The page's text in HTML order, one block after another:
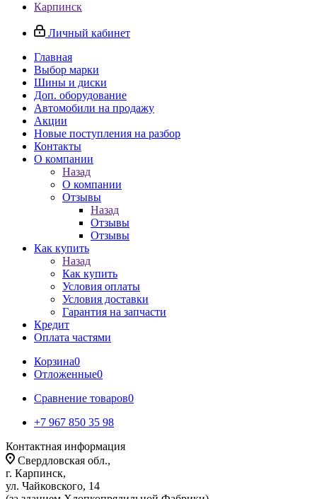
Карпинск
Личный кабинет
Главная
Выбор марки
Шины и диски
Доп. оборудование
Автомобили на продажу
Акции
Новые поступления на разбор
Контакты
О компании
Назад
О компании
Отзывы
Назад
Отзывы
Отзывы
Как купить
Назад
Как купить
Условия оплаты
Условия доставки
Гарантия на запчасти
Кредит
Оплата частями
Корзина0
Отложенные0
Сравнение товаров0
+7 967 850 35 98
Контактная информация
Свердловская обл.,
г. Карпинск,
ул. Чайковского, 14